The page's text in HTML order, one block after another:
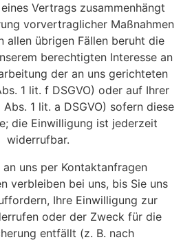
Vertrags zusammenhängt
vorvertraglicher Maßnahmen
allen übrigen Fällen beruht die
berechtigten Interesse an
der an uns gerichteten
1 lit. f DSGVO) oder auf Ihrer
1 lit. a DSGVO) sofern diese
die Einwilligung ist jederzeit
widerrufbar.
an uns per Kontaktanfragen
verbleiben bei uns, bis Sie uns
Ihre Einwilligung zur
oder der Zweck für die
entfällt (z. B. nach